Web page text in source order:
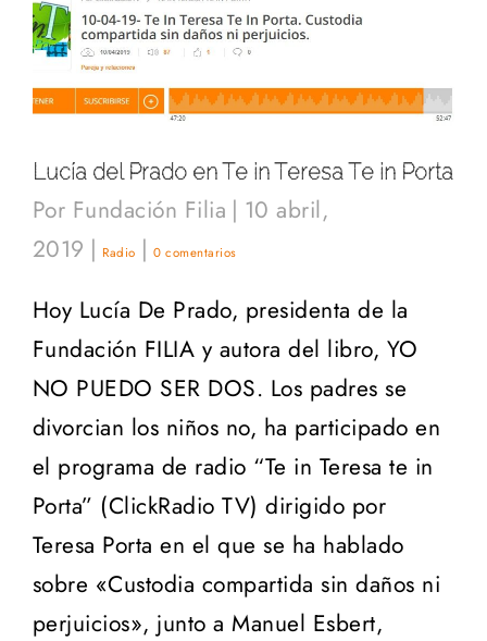
Lucía del Prado en Te in Teresa Te in Porta
Por Fundación Filia | 10 abril,
2019 | Radio | 0 comentarios
Hoy Lucía De Prado, presidenta de la
Fundación FILIA y autora del libro, YO
NO PUEDO SER DOS. Los padres se
divorcian los niños no, ha participado en
el programa de radio “Te in Teresa te in
Porta” (ClickRadio TV) dirigido por
Teresa Porta en el que se ha hablado
sobre «Custodia compartida sin daños ni
perjuicios», junto a Manuel Esbert,